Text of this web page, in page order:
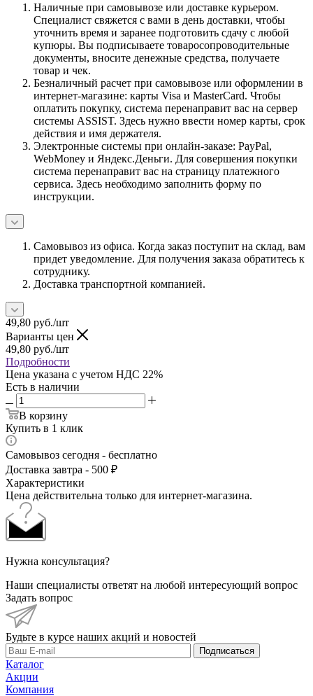
Наличные при самовывозе или доставке курьером.
Специалист свяжется с вами в день доставки, чтобы
уточнить время и заранее подготовить сдачу с любой
купюры. Вы подписываете товаросопроводительные
документы, вносите денежные средства, получаете
товар и чек.
Безналичный расчет при самовывозе или оформлении в
интернет-магазине: карты Visa и MasterCard. Чтобы
оплатить покупку, система перенаправит вас на сервер
системы ASSIST. Здесь нужно ввести номер карты, срок
действия и имя держателя.
Электронные системы при онлайн-заказе: PayPal,
WebMoney и Яндекс.Деньги. Для совершения покупки
система перенаправит вас на страницу платежного
сервиса. Здесь необходимо заполнить форму по
инструкции.
Самовывоз из офиса. Когда заказ поступит на склад, вам
придет уведомление. Для получения заказа обратитесь к
сотруднику.
Доставка транспортной компанией.
49,80 руб./шт
Варианты цен
49,80 руб./шт
Подробности
Цена указана с учетом НДС 22%
Есть в наличии
В корзину
Купить в 1 клик
Самовывоз сегодня - бесплатно
Доставка завтра - 500 ₽
Характеристики
Цена действительна только для интернет-магазина.
Нужна консультация?
Наши специалисты ответят на любой интересующий вопрос
Задать вопрос
Будьте в курсе наших акций и новостей
Подписаться
Каталог
Акции
Компания